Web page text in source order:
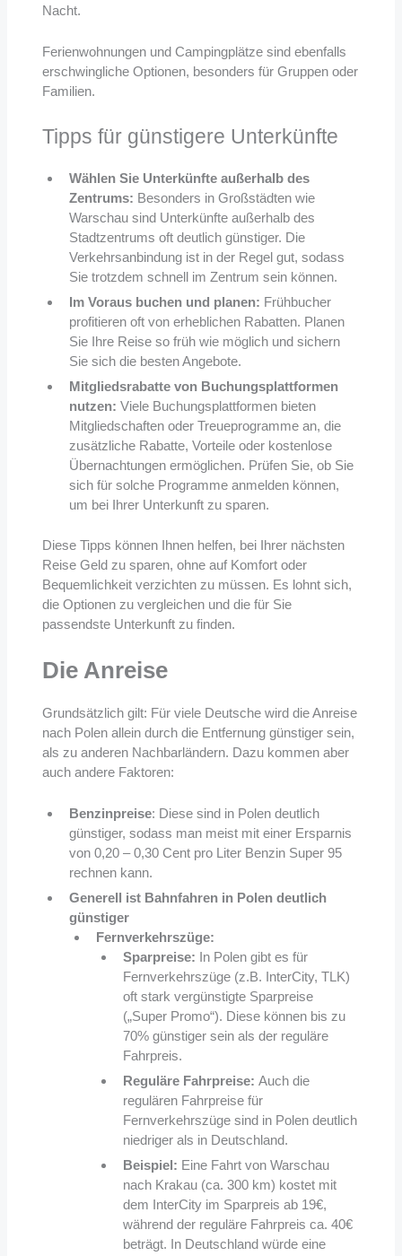
Nacht.
Ferienwohnungen und Campingplätze sind ebenfalls
erschwingliche Optionen, besonders für Gruppen oder
Familien.
Tipps für günstigere Unterkünfte
Wählen Sie Unterkünfte außerhalb des
Zentrums: Besonders in Großstädten wie
Warschau sind Unterkünfte außerhalb des
Stadtzentrums oft deutlich günstiger. Die
Verkehrsanbindung ist in der Regel gut, sodass
Sie trotzdem schnell im Zentrum sein können.
Im Voraus buchen und planen: Frühbucher
profitieren oft von erheblichen Rabatten. Planen
Sie Ihre Reise so früh wie möglich und sichern
Sie sich die besten Angebote.
Mitgliedsrabatte von Buchungsplattformen
nutzen: Viele Buchungsplattformen bieten
Mitgliedschaften oder Treueprogramme an, die
zusätzliche Rabatte, Vorteile oder kostenlose
Übernachtungen ermöglichen. Prüfen Sie, ob Sie
sich für solche Programme anmelden können,
um bei Ihrer Unterkunft zu sparen.
Diese Tipps können Ihnen helfen, bei Ihrer nächsten
Reise Geld zu sparen, ohne auf Komfort oder
Bequemlichkeit verzichten zu müssen. Es lohnt sich,
die Optionen zu vergleichen und die für Sie
passendste Unterkunft zu finden.
Die Anreise
Grundsätzlich gilt: Für viele Deutsche wird die Anreise
nach Polen allein durch die Entfernung günstiger sein,
als zu anderen Nachbarländern. Dazu kommen aber
auch andere Faktoren:
Benzinpreise: Diese sind in Polen deutlich
günstiger, sodass man meist mit einer Ersparnis
von 0,20 – 0,30 Cent pro Liter Benzin Super 95
rechnen kann.
Generell ist Bahnfahren in Polen deutlich
günstiger
Fernverkehrszüge:
Sparpreise: In Polen gibt es für
Fernverkehrszüge (z.B. InterCity, TLK)
oft stark vergünstigte Sparpreise
(„Super Promo“). Diese können bis zu
70% günstiger sein als der reguläre
Fahrpreis.
Reguläre Fahrpreise: Auch die
regulären Fahrpreise für
Fernverkehrszüge sind in Polen deutlich
niedriger als in Deutschland.
Beispiel: Eine Fahrt von Warschau
nach Krakau (ca. 300 km) kostet mit
dem InterCity im Sparpreis ab 19€,
während der reguläre Fahrpreis ca. 40€
beträgt. In Deutschland würde eine